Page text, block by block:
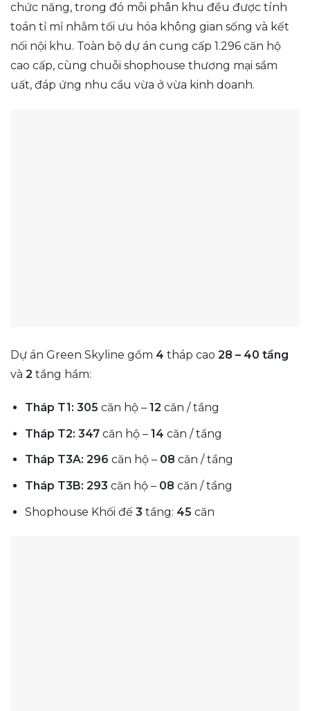
chức năng, trong đó mỗi phân khu đều được tính
toán tỉ mỉ nhằm tối ưu hóa không gian sống và kết
nối nội khu. Toàn bộ dự án cung cấp 1.296 căn hộ
cao cấp, cùng chuỗi shophouse thương mại sầm
uất, đáp ứng nhu cầu vừa ở vừa kinh doanh.
Dự án Green Skyline gồm 4 tháp cao 28 – 40 tầng
và 2 tầng hầm:
Tháp T1: 305 căn hộ – 12 căn / tầng
Tháp T2: 347căn hộ – 14 căn / tầng
Tháp T3A: 296 căn hộ – 08 căn / tầng
Tháp T3B: 293 căn hộ – 08 căn / tầng
Shophouse Khối đế 3 tầng: 45 căn